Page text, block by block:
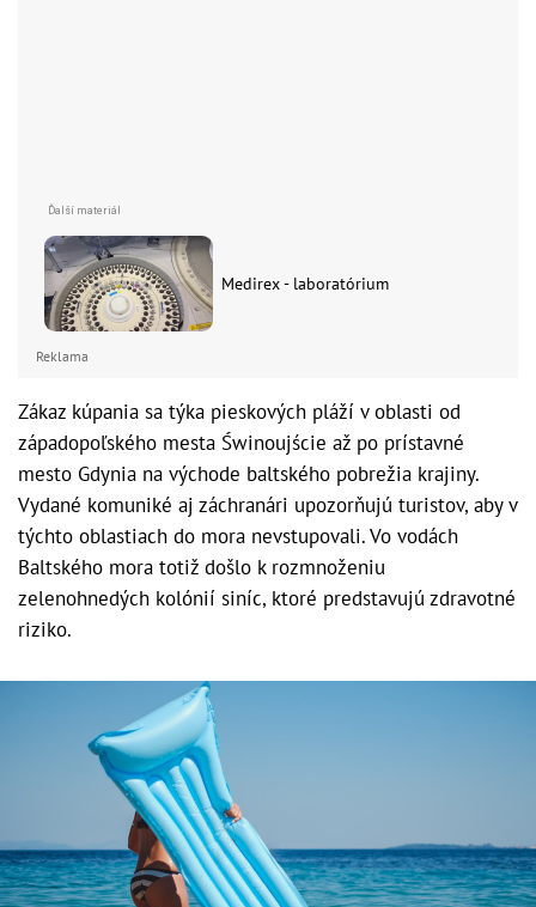
Medirex - laboratórium
Reklama
Zákaz kúpania sa týka pieskových pláží v oblasti od
západopoľského mesta Świnoujście až po prístavné
mesto Gdynia na východe baltského pobrežia krajiny.
Vydané komuniké aj záchranári upozorňujú turistov, aby v
týchto oblastiach do mora nevstupovali. Vo vodách
Baltského mora totiž došlo k rozmnoženiu
zelenohnedých kolónií siníc, ktoré predstavujú zdravotné
riziko.